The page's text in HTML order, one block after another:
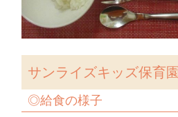
サンライズキッズ保育園
◎給食の様子